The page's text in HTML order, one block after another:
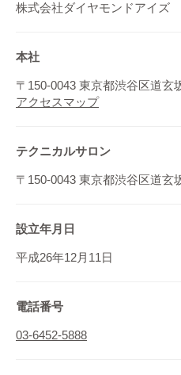
株式会社ダイヤモンドアイズ
本社
〒150-0043 東京都渋谷区道玄
アクセスマップ
テクニカルサロン
〒150-0043 東京都渋谷区道玄
設立年月日
平成26年12月11日
電話番号
03-6452-5888